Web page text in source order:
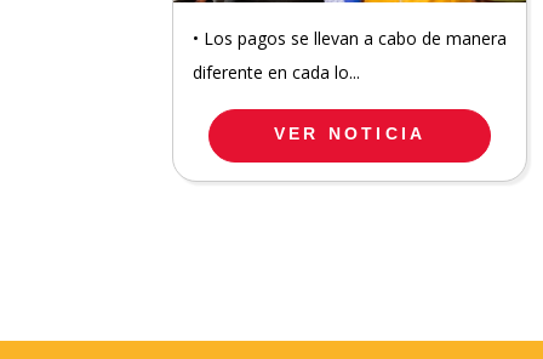
• Los pagos se llevan a cabo de manera
diferente en cada lo...
VER NOTICIA